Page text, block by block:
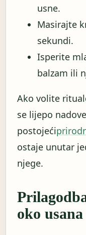
usne.
Masirajte
sekundi.
Isperite
balzam ili
Ako volite
se lijepo
postojeći
ostaje unutar
njege.
oko usana